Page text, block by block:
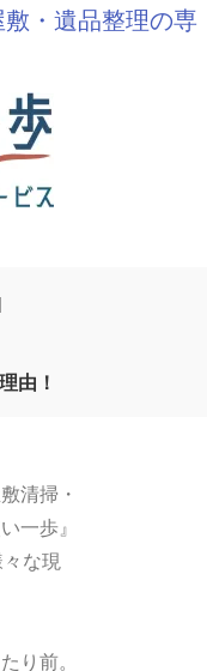
・遺品整理の専
由！
清掃・
一歩』
な現
り前。